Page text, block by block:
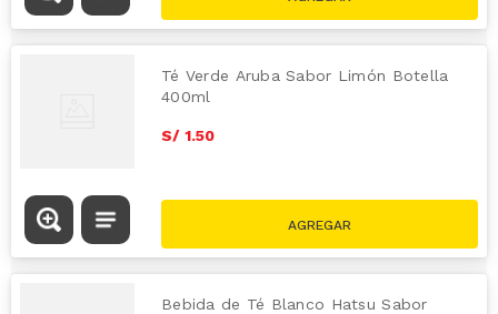
Té Verde Aruba Sabor Limón Botella
400ml
S/ 1.50
Bebida de Té Blanco Hatsu Sabor